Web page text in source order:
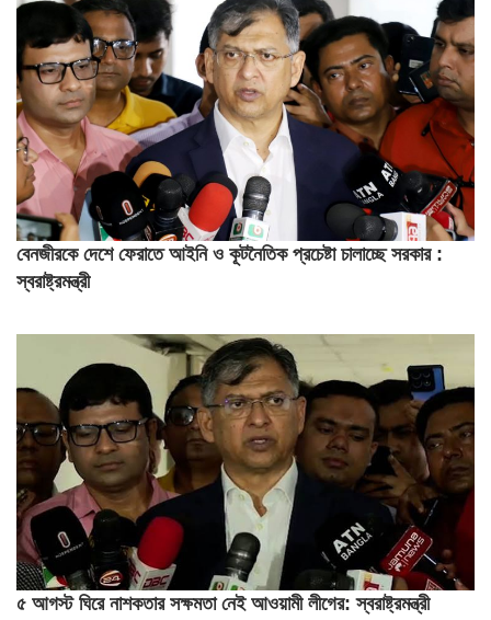
বেনজীরকে দেশে ফেরাতে আইনি ও কূটনৈতিক প্রচেষ্টা চালাচ্ছে সরকার :
স্বরাষ্ট্রমন্ত্রী
৫ আগস্ট ঘিরে নাশকতার সক্ষমতা নেই আওয়ামী লীগের: স্বরাষ্ট্রমন্ত্রী